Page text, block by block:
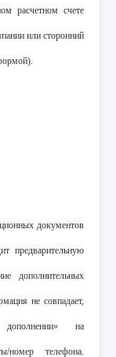
расчетном счете
или сторонний
документов
предварительную
дополнительных
не совпадает,
на
номер телефона.